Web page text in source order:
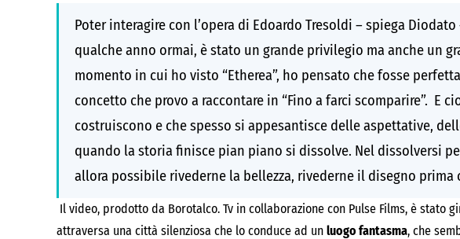
Poter interagire con l’opera di Edoardo Tresoldi – spiega
qualche anno ormai, è stato un grande privilegio ma anche un
momento in cui ho visto “Etherea”, ho pensato che fosse
concetto che provo a raccontare in “Fino a farci scomparire”. E
costruiscono e che spesso si appesantisce delle aspettative,
quando la storia finisce pian piano si dissolve. Nel dissolversi
allora possibile rivederne la bellezza, rivederne il disegno prima
Il video, prodotto da Borotalco. Tv in collaborazione con Pulse Films, è stato
attraversa una città silenziosa che lo conduce ad un luogo fantasma, che